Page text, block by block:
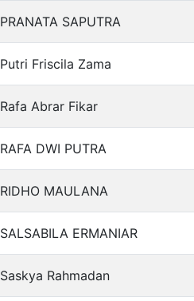
PRANATA SAPUTRA
Putri Friscila Zama
Rafa Abrar Fikar
RAFA DWI PUTRA
RIDHO MAULANA
SALSABILA ERMANIAR
Saskya Rahmadan